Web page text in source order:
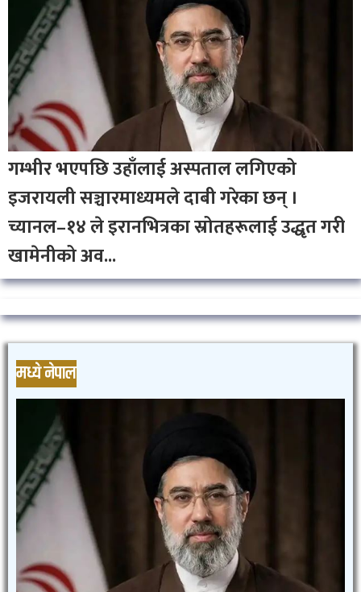
इरानी सर्वोच्च नेता मोज्तबा खामेनीको अवस्था
गम्भीर भएपछि उहाँलाई अस्पताल लगिएको
इजरायली सञ्चारमाध्यमले दाबी गरेका छन् ।
च्यानल–१४ ले इरानभित्रका स्रोतहरूलाई उद्धृत गरी
खामेनीको अव...
मध्ये नेपाल